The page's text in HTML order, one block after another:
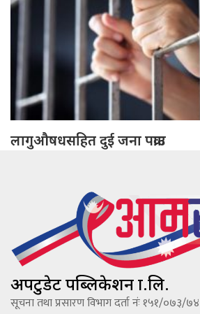
लागुऔषधसहित दुई जना पक्राउ
अपटुडेट पब्लिकेशन प्रा.लि.
सूचना तथा प्रसारण विभाग दर्ता नंः १५१/०७३/७४